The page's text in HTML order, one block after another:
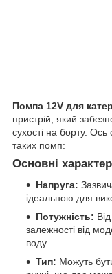
Помпа 12V для
пристрій, який
сухості на борту. Ось
таких помп:
Основні
Напруга:
ідеальною для
Потужність:
залежності від
воду.
Тип: Можуть